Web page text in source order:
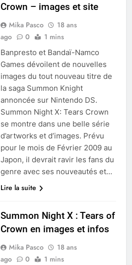
Crown – images et site
Mika Pasco
18 ans
ago
0 1 mins
Banpresto et Bandaï-Namco
Games dévoilent de nouvelles
images du tout nouveau titre de
la saga Summon Knight
annoncée sur Nintendo DS.
Summon Night X: Tears Crown
se montre dans une belle série
d’artworks et d’images. Prévu
pour le mois de Février 2009 au
Japon, il devrait ravir les fans du
genre avec ses nouveautés et…
Lire la suite
Summon Night X : Tears of
Crown en images et infos
Mika Pasco
18 ans
ago
0 1 mins